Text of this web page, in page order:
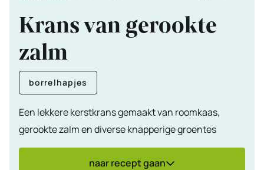
Krans van gerookte
zalm
borrelhapjes
Een lekkere kerstkrans gemaakt van roomkaas,
gerookte zalm en diverse knapperige groentes
naar recept gaan